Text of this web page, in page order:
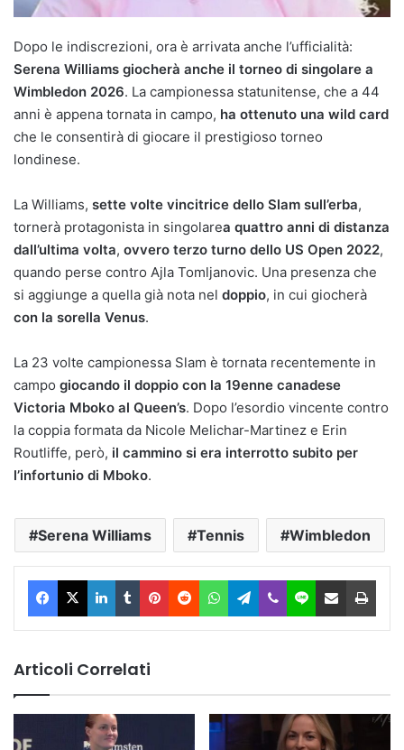
Dopo le indiscrezioni, ora è arrivata anche l’ufficialità:
Serena Williams giocherà anche il torneo di singolare a
Wimbledon 2026. La campionessa statunitense, che a 44
anni è appena tornata in campo, ha ottenuto una wild card
che le consentirà di giocare il prestigioso torneo
londinese.
La Williams, sette volte vincitrice dello Slam sull’erba,
tornerà protagonista in singolarea quattro anni di distanza
dall’ultima volta, ovvero terzo turno dello US Open 2022,
quando perse contro Ajla Tomljanovic. Una presenza che
si aggiunge a quella già nota nel doppio, in cui giocherà
con la sorella Venus.
La 23 volte campionessa Slam è tornata recentemente in
campo giocando il doppio con la 19enne canadese
Victoria Mboko al Queen’s. Dopo l’esordio vincente contro
la coppia formata da Nicole Melichar-Martinez e Erin
Routliffe, però, il cammino si era interrotto subito per
l’infortunio di Mboko.
Serena Williams Tennis Wimbledon
Facebook
X LinkedIn
TumblrPinterest
RedditWhatsAppTelegram
ViberLine Condividi via Email
Articoli Correlati